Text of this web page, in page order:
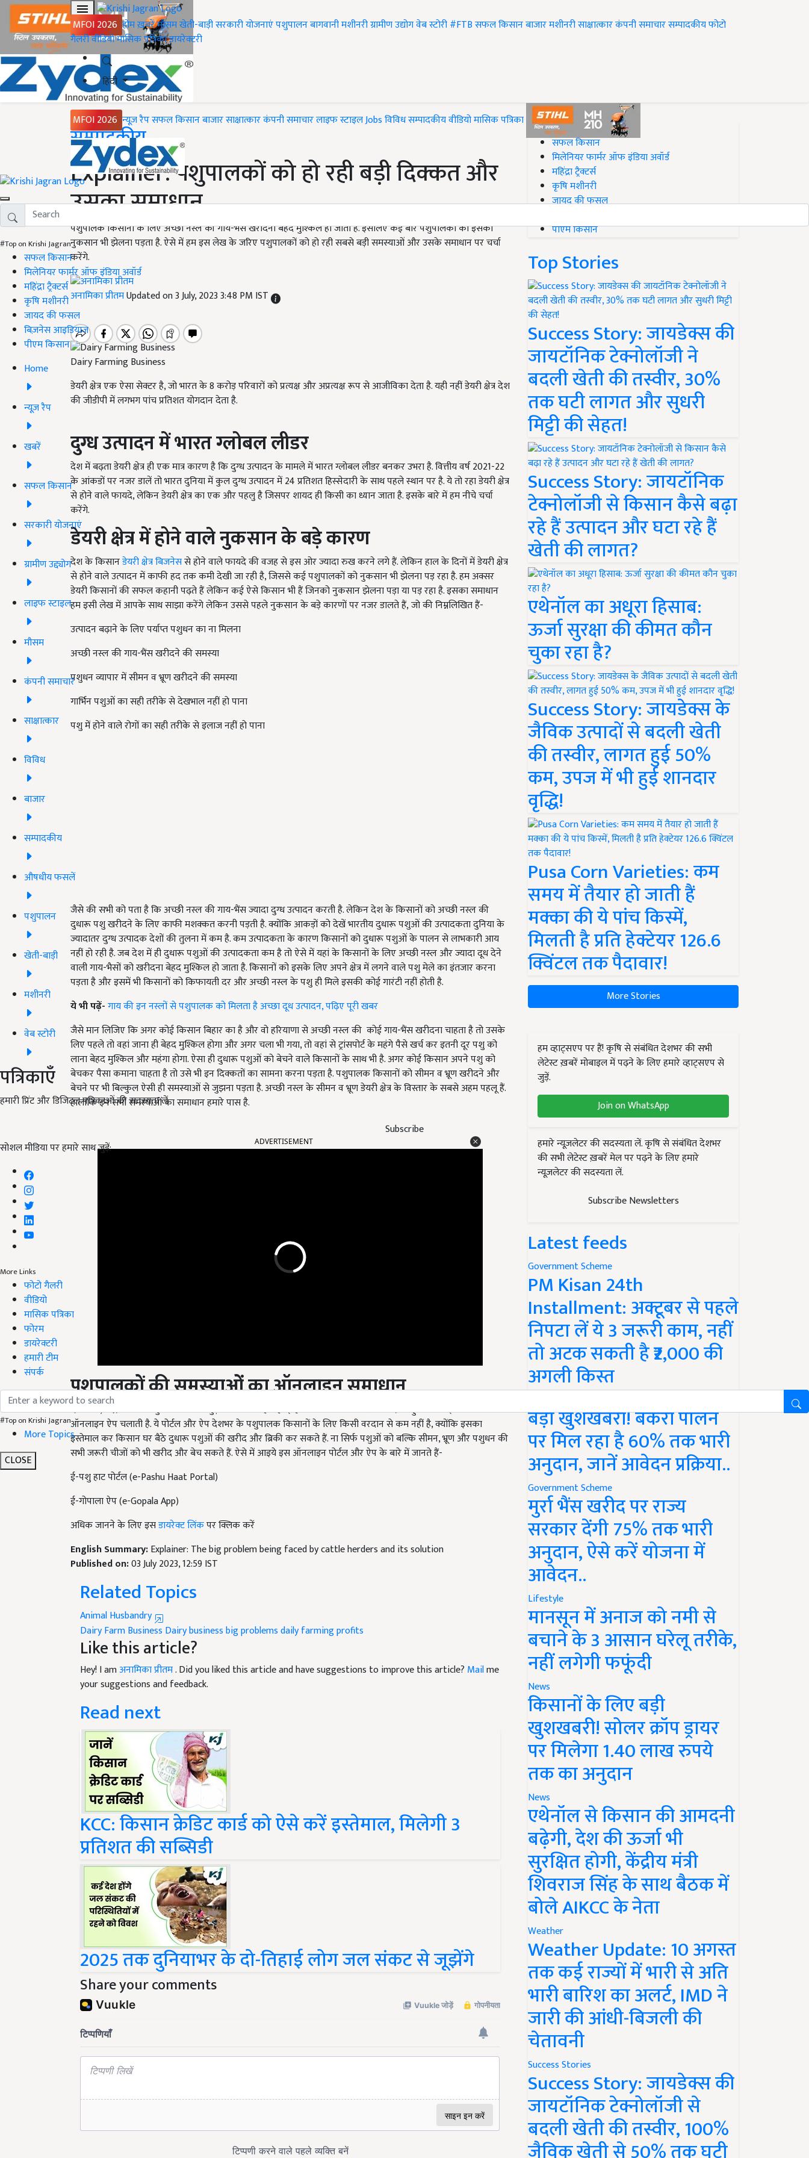
MFOI 2026 होमख़बरेंमौसमखेती-बाड़ीसरकारी योजनाएंपशुपालनबागवानीमशीनरीग्रामीण उद्योगवेब स्टोरी#FTBसफल किसानबाजारमशीनरीसाक्षात्कारकंपनी समाचारसम्पादकीयफोटो
गैलरीवीडियोमासिक पत्रिकाडायरेक्टरी
हिंदी
MFOI 2026 न्यूज़ रैपसफल किसानबाजारसाक्षात्कारकंपनी समाचारलाइफ स्टाइलJobsविविधसम्पादकीयवीडियोमासिक पत्रिका
#Top on Krishi Jagran
सफल किसान
मिलेनियर फार्मर ऑफ इंडिया अवॉर्ड
महिंद्रा ट्रैक्टर्स
कृषि मशीनरी
जायद की फसल
बिज़नेस आइडियाज
पीएम किसान
Home
न्यूज़ रैप
खबरें
सफल किसान
सरकारी योजनाएं
ग्रामीण उद्द्योग
लाइफ स्टाइल
मौसम
कंपनी समाचार
साक्षात्कार
विविध
बाजार
सम्पादकीय
औषधीय फसलें
पशुपालन
खेती-बाड़ी
मशीनरी
वेब स्टोरी
पत्रिकाएँ
हमारी प्रिंट और डिजिटल पत्रिकाओं की सदस्यता लें
Subscribe
सोशल मीडिया पर हमारे साथ जुड़ें:
More Links
फोटो गैलरी
वीडियो
मासिक पत्रिका
फोरम
डायरेक्टरी
हमारी टीम
संपर्क
#Top on Krishi Jagran
More Topics
CLOSE
Home
सम्पादकीय
Explainer: पशुपालकों को हो रही बड़ी दिक्कत और
उसका समाधान
पशुपालक किसानों के लिए अच्छी नस्ल की गाय-भैंस खरीदना बेहद मुश्किल हो जाता है. इसलिए कई बार पशुपालकों को इसका
नुकसान भी झेलना पड़ता है. ऐसे में हम इस लेख के जरिए पशुपालकों को हो रही सबसे बड़ी समस्याओं और उसके समाधान पर चर्चा
करेंगे.
अनामिका प्रीतमUpdated on 3 July, 2023 3:48 PM IST
Dairy Farming Business
डेयरी क्षेत्र एक ऐसा सेक्टर है, जो भारत के 8 करोड़ परिवारों को प्रत्यक्ष और अप्रत्यक्ष रूप से आजीविका देता है. यही नहीं डेयरी क्षेत्र देश
की जीडीपी में लगभग पांच प्रतिशत योगदान देता है.
दुग्ध उत्पादन में भारत ग्लोबल लीडर
देश में बढ़ता डेयरी क्षेत्र ही एक मात्र कारण है कि दुग्ध उत्पादन के मामले में भारत ग्लोबल लीडर बनकर उभरा है. वित्तीय वर्ष 2021-22
के आंकडों पर नजर डालें तो भारत दुनिया में कुल दुग्ध उत्पादन में 24 प्रतिशत हिस्सेदारी के साथ पहले स्थान पर है. ये तो रहा डेयरी क्षेत्र
से होने वाले फायदे, लेकिन डेयरी क्षेत्र का एक और पहलु है जिसपर शायद ही किसी का ध्यान जाता है. इसके बारे में हम नीचे चर्चा
करेंगे.
डेयरी क्षेत्र में होने वाले नुकसान के बड़े कारण
देश के किसानडेयरी क्षेत्र बिजनेससे होने वाले फायदे की वजह से इस ओर ज्यादा रुख करने लगे हैं. लेकिन हाल के दिनों में डेयरी क्षेत्र
से होने वाले उत्पादन में काफी हद तक कमी देखी जा रही है, जिससे कई पशुपालकों को नुकसान भी झेलना पड़ रहा है. हम अक्सर
डेयरी किसानों की सफल कहानी पढ़ते हैं लेकिन कई ऐसे किसान भी हैं जिनको नुकसान झेलना पड़ा या पड़ रहा है. इसका समाधान
हम इसी लेख में आपके साथ साझा करेंगे लेकिन उससे पहले नुकसान के बड़े कारणों पर नजर डालते हैं,जो की निम्नलिखित हैं-
उत्पादन बढ़ाने के लिए पर्याप्त पशुधन का ना मिलना
अच्छी नस्ल की गाय-भैंस खरीदने की समस्या
पशुधन व्यापार में सीमन व भ्रूण खरीदने की समस्या
गार्भिन पशुओं का सही तरीके से देखभाल नहीं हो पाना
पशु में होने वाले रोगों का सही तरीके से इलाज नहीं हो पाना
जैसे की सभी को पता है कि अच्छी नस्ल की गाय-भैंस ज्यादा दुग्ध उत्पादन करती है. लेकिन देश के किसानों को अच्छी नस्ल की
दुधारू पशु खरीदने के लिए काफी मशक्कत करनी पड़ती है. क्योंकि आकड़ों को देखें भारतीय दुधारू पशुओं की उत्पादकता दुनिया के
ज्यादातर दुग्ध उत्पादक देशों की तुलना में कम है. कम उत्पादकता के कारण किसानों को दुधारू पशुओं के पालन से लाभकारी आय
नहीं हो रही है. जब देश में ही दुधारू पशुओं की उत्पादकता कम है तो ऐसे में यहां के किसानों के लिए अच्छी नस्ल और ज्यादा दूध देने
वाली गाय-भैसों को खरीदना बेहद मुश्किल हो जाता है. किसानों को इसके लिए अपने क्षेत्र में लगने वाले पशु मेले का इंतजार करना
पड़ता है और इसमें भी किसानों को किफायती दर और अच्छी नस्ल के पशु ही मिले इसकी कोई गारंटी नहीं होती है.
ये भी पढ़ें-गाय की इन नस्लों से पशुपालक को मिलता है अच्छा दूध उत्पादन, पढ़िए पूरी खबर
जैसे मान लिजिए कि अगर कोई किसान बिहार का है और वो हरियाणा से अच्छी नस्ल की कोई गाय-भैंस खरीदना चाहता है तो उसके
लिए पहले तो वहां जाना ही बेहद मुश्किल होगा और अगर चला भी गया, तो वहां से ट्रांसपोर्ट के महंगे पैसे खर्च कर इतनी दूर पशु को
लाना बेहद मुश्किल और महंगा होगा. ऐसा ही दुधारू पशुओं को बेचने वाले किसानों के साथ भी है. अगर कोई किसान अपने पशु को
बेचकर पैसा कमाना चाहता है तो उसे भी इन दिक्कतों का सामना करना पड़ता है. पशुपालक किसानों को सीमन व भ्रूण खरीदने और
बेचने पर भी बिल्कुल ऐसी ही समस्याओं से जुझना पड़ता है. अच्छी नस्ल के सीमन व भ्रूण डेयरी क्षेत्र के विस्तार के सबसे अहम पहलू हैं.
हालांकि इन सभी समस्याओं का समाधान हमारे पास है.
पशुपालकों की समस्याओं का ऑनलाइन समाधान
दरअसल, केंद्र सरकार पशुधन व्यापार से जुड़े किसानों को हो रही इन्हीं समस्याओं के परिदृश्य को देखते हुए ऑनलाइन पोर्टल और
ऑनलाइन ऐप चलाती है. ये पोर्टल और ऐप देशभर के पशुपालक किसानों के लिए किसी वरदान से कम नहीं है, क्योंकि इसका
इस्तेमाल कर किसान घर बैठे दुधारू पशुओं की खरीद और ब्रिकी कर सकते हैं. ना सिर्फ पशुओं को बल्कि सीमन, भ्रूण और पशुधन की
सभी जरूरी चीजों को भी खरीद और बेच सकते हैं. ऐसे में आइये इस ऑनलाइन पोर्टल और ऐप के बारे में जानते हैं-
ई-गोपाला ऐप (
e-Gopala App)
अधिक जानने के लिए इस
डायरेक्ट लिंक
English Summary:
Published on:03 July 2023, 12:59 IST
Related Topics
Animal Husbandry
Dairy Farm Business
Like this article?
Hey! I amअनामिका प्रीतम. Did you liked this article and have suggestions to improve this article?
your suggestions and feedback.
Read next
KCC: किसान क्रेडिट कार्ड को ऐसे करें इस्तेमाल, मिलेगी 3
प्रतिशत की सब्सिडी
2025 तक दुनियाभर के दो-तिहाई लोग जल संकट से जूझेंगे
Share your comments
#Top on Krishi Jagran
सफल किसान
मिलेनियर फार्मर ऑफ इंडिया अवॉर्ड
महिंद्रा ट्रैक्टर्स
कृषि मशीनरी
जायद की फसल
पीएम किसान
Top Stories
Success Story: जायडेक्स की
जायटॉनिक टेक्नोलॉजी ने
बदली खेती की तस्वीर, 30%
तक घटी लागत और सुधरी
मिट्टी की सेहत!
Success Story: जायटॉनिक
टेक्नोलॉजी से किसान कैसे बढ़ा
रहे हैं उत्पादन और घटा रहे हैं
खेती की लागत?
एथेनॉल का अधूरा हिसाब:
ऊर्जा सुरक्षा की कीमत कौन
चुका रहा है?
Success Story: जायडेक्स के
जैविक उत्पादों से बदली खेती
की तस्वीर, लागत हुई 50%
कम, उपज में भी हुई शानदार
वृद्धि!
Pusa Corn Varieties: कम
समय में तैयार हो जाती हैं
मक्का की ये पांच किस्में,
मिलती है प्रति हेक्टेयर 126.6
क्विंटल तक पैदावार!
More Stories
हम व्हाट्सएप पर हैं! कृषि से संबंधित देशभर की सभी
लेटेस्ट ख़बरें मोबाइल में पढ़ने के लिए हमारे व्हाट्सएप से
जुड़ें.
Join on WhatsApp
हमारे न्यूज़लेटर की सदस्यता लें. कृषि से संबंधित देशभर
की सभी लेटेस्ट ख़बरें मेल पर पढ़ने के लिए हमारे
न्यूज़लेटर की सदस्यता लें.
Subscribe Newsletters
Latest feeds
Government Scheme
PM Kisan 24th
Installment: अक्टूबर से पहले
निपटा लें ये 3 जरूरी काम, नहीं
तो अटक सकती है ₹2,000 की
अगली किस्त
बड़ी खुशखबरी! बकरी पालन
पर मिल रहा है 60% तक भारी
अनुदान, जानें आवेदन प्रक्रिया..
Government Scheme
मुर्रा भैंस खरीद पर राज्य
सरकार देंगी 75% तक भारी
अनुदान, ऐसे करें योजना में
आवेदन..
Lifestyle
मानसून में अनाज को नमी से
बचाने के 3 आसान घरेलू तरीके,
नहीं लगेगी फफूंदी
News
किसानों के लिए बड़ी
खुशखबरी! सोलर क्रॉप ड्रायर
पर मिलेगा 1.40 लाख रुपये
तक का अनुदान
News
एथेनॉल से किसान की आमदनी
बढ़ेगी, देश की ऊर्जा भी
सुरक्षित होगी, केंद्रीय मंत्री
शिवराज सिंह के साथ बैठक में
बोले AIKCC के नेता
Weather
Weather Update: 10 अगस्त
तक कई राज्यों में भारी से अति
भारी बारिश का अलर्ट, IMD ने
जारी की आंधी-बिजली की
चेतावनी
Success Stories
Success Story: जायडेक्स की
जायटॉनिक टेक्नोलॉजी से
बदली खेती की तस्वीर, 100%